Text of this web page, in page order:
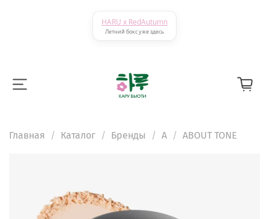
HARU x RedAutumn
Летний бокс уже здесь
Главная Каталог Бренды A ABOUT TONE